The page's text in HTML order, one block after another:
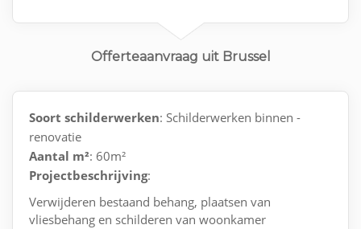
Offerteaanvraag uit Brussel
Soort schilderwerken: Schilderwerken binnen -
renovatie
Aantal m²: 60m²
Projectbeschrijving:
Verwijderen bestaand behang, plaatsen van
vliesbehang en schilderen van woonkamer